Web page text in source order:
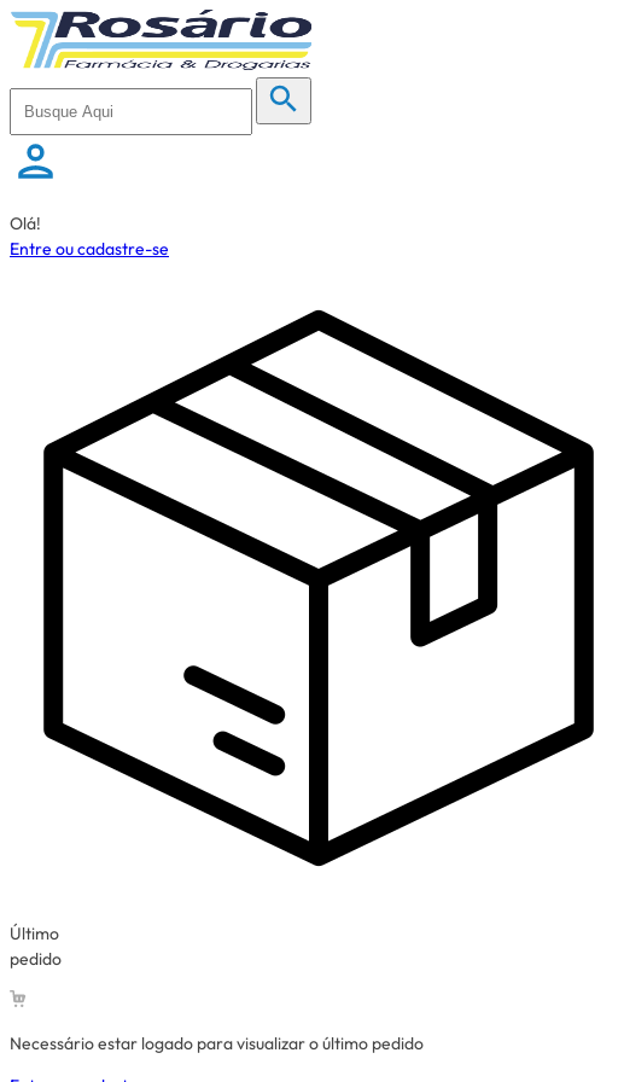
Olá!
Entre ou cadastre-se
Último
pedido
Necessário estar logado para visualizar o último pedido